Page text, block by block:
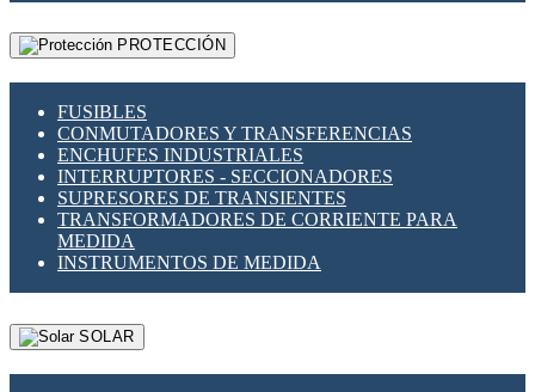
PROTECCIÓN
FUSIBLES
CONMUTADORES Y TRANSFERENCIAS
ENCHUFES INDUSTRIALES
INTERRUPTORES - SECCIONADORES
SUPRESORES DE TRANSIENTES
TRANSFORMADORES DE CORRIENTE PARA
MEDIDA
INSTRUMENTOS DE MEDIDA
SOLAR